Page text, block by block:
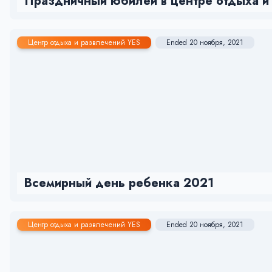
Центр отдыха и развлечений YES Ended 20 ноября, 2021
Всемирный день ребенка 2021
Центр отдыха и развлечений YES Ended 20 ноября, 2021